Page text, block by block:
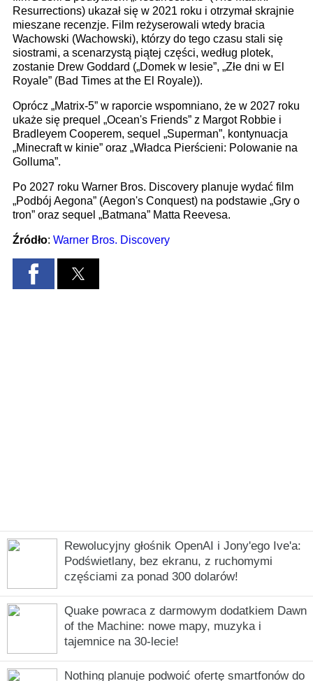
Rewolucyjny głośnik OpenAI i Jony'ego Ive'a:
Podświetlany, bez ekranu, z ruchomymi
częściami za ponad 300 dolarów!
Quake powraca z darmowym dodatkiem Dawn
of the Machine: nowe mapy, muzyka i
tajemnice na 30-lecie!
Nothing planuje podwoić ofertę smartfonów do